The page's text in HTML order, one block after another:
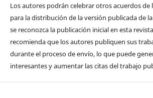
Los autores podrán celebrar otros acuerdos de
para la distribución de la versión publicada de
se reconozca la publicación inicial en esta
recomienda que los autores publiquen sus
durante el proceso de envío, lo que puede
interesantes y aumentar las citas del trabajo